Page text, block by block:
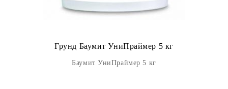
Грунд Баумит УниПраймер 5 кг
Баумит УниПраймер 5 кг